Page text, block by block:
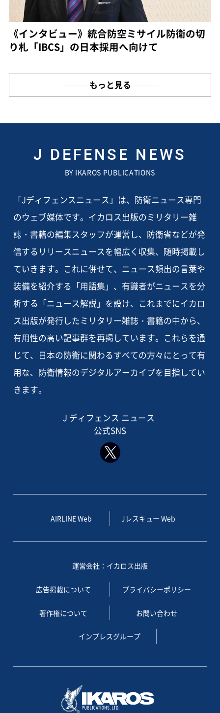
《インタビュー》統合防空ミサイル防衛の切
り札「IBCS」の日本採用へ向けて
もっと見る
J DEFENSE NEWS
BY IKAROS PUBLICATIONS
「Jディフェンスニュース」は、防衛ニュース専門
のウェブ媒体です。イカロス出版のミリタリー雑
誌・書籍の編集スタッフが運営し、防衛省などが発
信するリリースニュースを幅広く収集、随時掲載し
ていきます。これに併せて、ニュース頻出の言葉や
装備を紹介する「用語集」、有識者がニュースを分
析する「ニュース解説」を設け、これまでにイカロ
ス出版が発行したミリタリー雑誌・書籍の中から、
有用性の高い記事群を再掲しています。これらを通
じて、日本の防衛に関わるすべての方々にとって有
用な、防衛情報のデジタルアーカイブを目指してい
きます。
J ディフェンス ニュース
公式SNS
AIRLINE Web Jレスキュー Web
運営会社：イカロス出版
広告掲載について プライバシーポリシー
著作権について お問い合わせ
インプレスグループ